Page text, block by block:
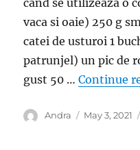
cand se utilizeaza o
vaca si oaie) 250 g
catei de usturoi 1
patrunjel) un pic de
gust 50 …Continue
Author
Andra
Posted
May 3, 2021